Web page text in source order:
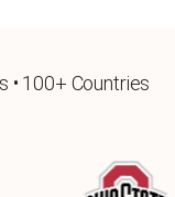
• 100+ Countries